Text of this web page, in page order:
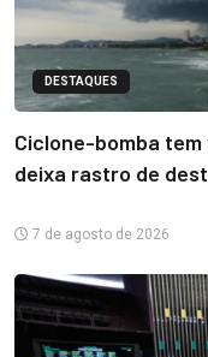
DESTAQUES
Ciclone-bomba tem
deixa rastro de
7 de agosto de 2026